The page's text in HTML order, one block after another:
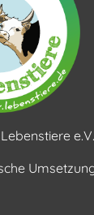
e.V.